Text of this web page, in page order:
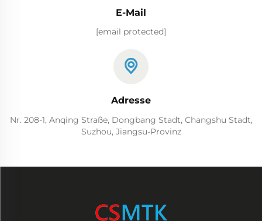
E-Mail
[email protected]
Adresse
Nr. 208-1, Anqing Straße, Dongbang Stadt, Changshu Stadt,
Suzhou, Jiangsu-Provinz